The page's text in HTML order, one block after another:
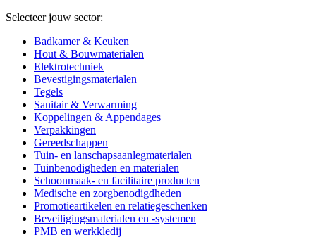
Selecteer jouw sector:
Badkamer & Keuken
Hout & Bouwmaterialen
Elektrotechniek
Bevestigingsmaterialen
Tegels
Sanitair & Verwarming
Koppelingen & Appendages
Verpakkingen
Gereedschappen
Tuin- en lanschapsaanlegmaterialen
Tuinbenodigheden en materialen
Schoonmaak- en facilitaire producten
Medische en zorgbenodigdheden
Promotieartikelen en relatiegeschenken
Beveiligingsmaterialen en -systemen
PMB en werkkledij